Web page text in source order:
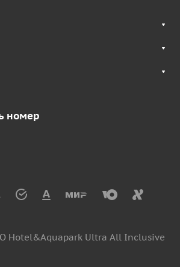
номер
Hotel&Aquapark Ultra All Inclusive